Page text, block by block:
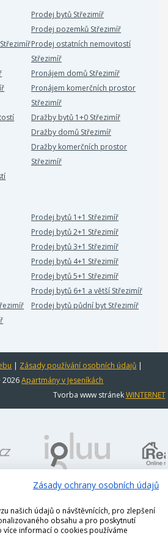
Prodej bytů Střezimíř
Prodej pozemků Střezimíř
Prodej ostatních nemovitostí
Střezimíř
Pronájem domů Střezimíř
Pronájem komerčních prostor
Střezimíř
Dražby bytů 1+0 Střezimíř
Dražby domů Střezimíř
Dražby komerčních prostor
Střezimíř
Prodej bytů 1+1 Střezimíř
Prodej bytů 2+1 Střezimíř
Prodej bytů 3+1 Střezimíř
Prodej bytů 4+1 Střezimíř
Prodej bytů 5+1 Střezimíř
Prodej bytů 6+1 a větší Střezimíř
Prodej bytů půdní byt Střezimíř
| Zásady používání osobních údajů |
2026Apartmány v Jeseníkách
Tvorba www stránekWINTERNET
Zásady ochrany osobních údajů
našich údajů o návštěvnících, pro zlepšení
obsahu a pro poskytnutí
více informací o cookies používáme